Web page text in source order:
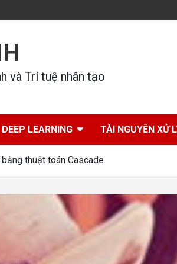
và Trí tuệ nhân tạo
DEEP LEARNING TÀI NGUYÊN XỬ
thuật toán Cascade